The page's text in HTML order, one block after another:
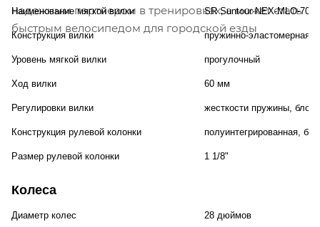
надежным партнером в тренировках, а может стать
быстрым велосипедом для городской езды
Наименование мягкой вилки SR Suntour NEX-MLO-
Конструкция вилки пружинно-эластомерная
Уровень мягкой вилки прогулочный
Ход вилки 60 мм
Регулировки вилки жесткости пружины,
Конструкция рулевой колонки полуинтегрированная,
Размер рулевой колонки 1 1/8"
Колеса
Диаметр колес 28 дюймов